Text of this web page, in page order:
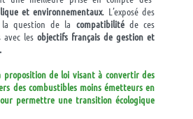
et environnementaux. L’exposé des
la question de la compatibilité de ces
avec les objectifs français de gestion et
proposition de loi visant à convertir des
des combustibles moins émetteurs en
permettre une transition écologique